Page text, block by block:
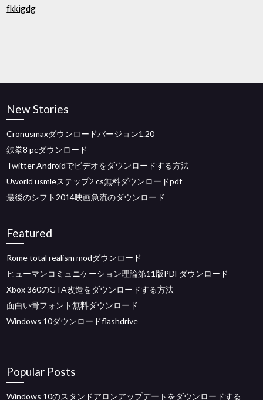
fkkigdg
New Stories
Cronusmaxダウンロードバージョン1.20
鉄拳8 pcダウンロード
Twitter Androidでビデオをダウンロードする方法
Uworld usmleステップ2 cs無料ダウンロードpdf
最後のシフト2014映画急流のダウンロード
Featured
Rome total realism modダウンロード
ヒューマンコミュニケーション理論第11版PDFダウンロード
Xbox 360のGTA改造をダウンロードする方法
面白い骨フォント無料ダウンロード
Windows 10ダウンロードflashdrive
Popular Posts
Windows 10のスタンドアロンアップデートをダウンロードする